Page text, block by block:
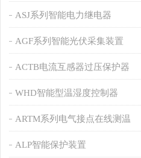
ASJ系列智能电力继电器
AGF系列智能光伏采集装置
ACTB电流互感器过压保护器
WHD智能型温湿度控制器
ARTM系列电气接点在线测温
ALP智能保护装置